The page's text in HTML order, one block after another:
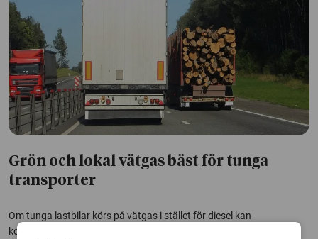
Grön och lokal vätgas bäst för tunga
transporter
Om tunga lastbilar körs på vätgas i stället för diesel kan
koldioxidutsläppen minska kraftigt. Men enligt en studie beror